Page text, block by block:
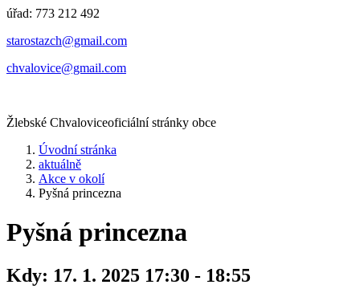
úřad: 773 212 492
​​​​starostazch@gmail.com
​​​​chvalovice@gmail.com
Žlebské Chvaloviceoficiální stránky obce
Úvodní stránka
aktuálně
Akce v okolí
Pyšná princezna
Pyšná princezna
Kdy: 17. 1. 2025 17:30 - 18:55